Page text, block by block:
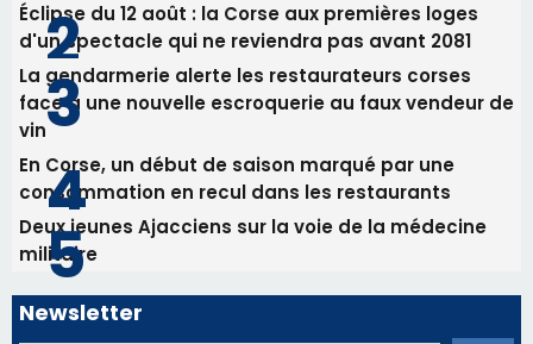
Éclipse du 12 août : la Corse aux premières loges
d'un spectacle qui ne reviendra pas avant 2081
La gendarmerie alerte les restaurateurs corses
face à une nouvelle escroquerie au faux vendeur de
vin
En Corse, un début de saison marqué par une
consommation en recul dans les restaurants
Deux jeunes Ajacciens sur la voie de la médecine
militaire
Newsletter